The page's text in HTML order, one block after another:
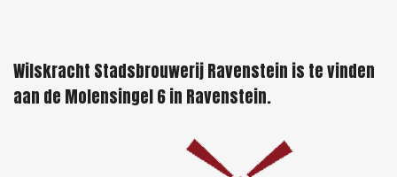
Wilskracht Stadsbrouwerij Ravenstein is te vinden
aan de Molensingel 6 in Ravenstein.